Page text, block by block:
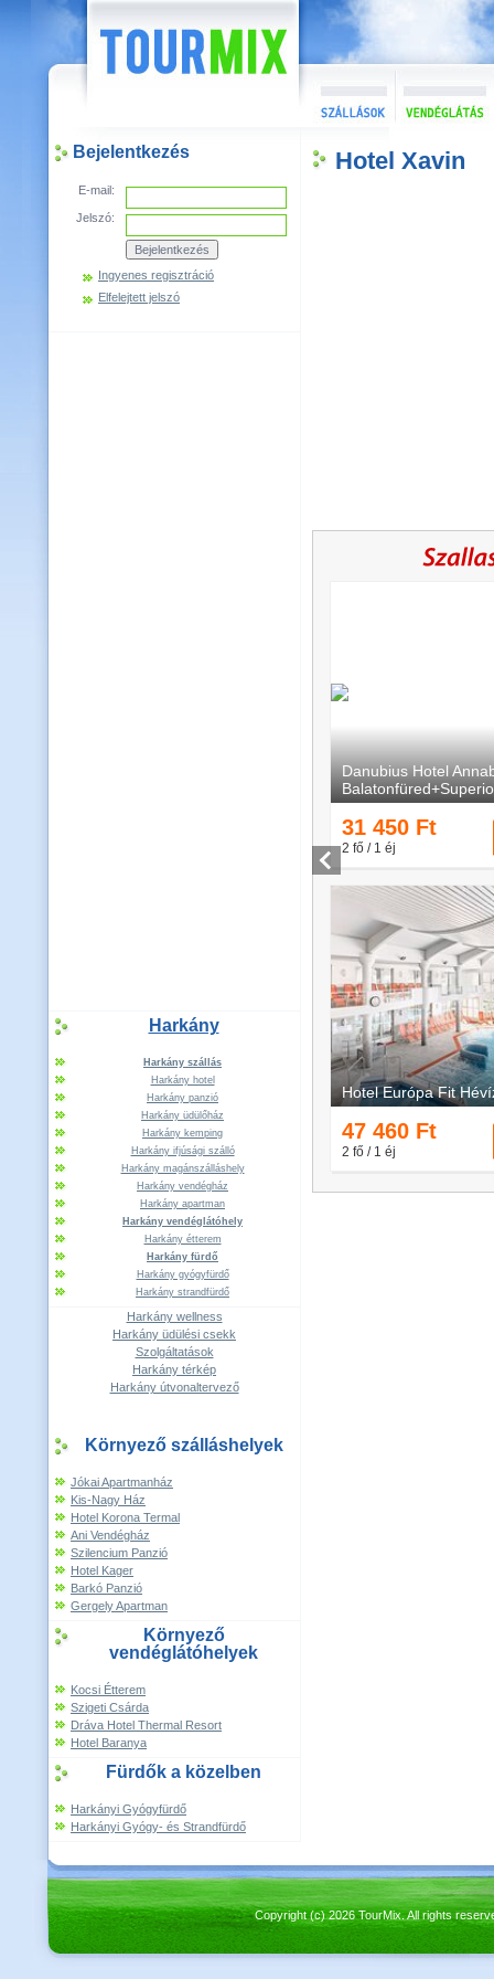
Bejelentkezés
E-mail:
Jelszó:
Ingyenes regisztráció
Elfelejtett jelszó
Harkány
Harkány szállás
Harkány hotel
Harkány panzió
Harkány üdülőház
Harkány kemping
Harkány ifjúsági szálló
Harkány magánszálláshely
Harkány vendégház
Harkány apartman
Harkány vendéglátóhely
Harkány étterem
Harkány fürdő
Harkány gyógyfürdő
Harkány strandfürdő
Harkány wellness
Harkány üdülési csekk
Szolgáltatások
Harkány térkép
Harkány útvonaltervező
Környező szálláshelyek
Jókai Apartmanház
Kis-Nagy Ház
Hotel Korona Termal
Ani Vendégház
Szilencium Panzió
Hotel Kager
Barkó Panzió
Gergely Apartman
Környező
vendéglátóhelyek
Kocsi Étterem
Szigeti Csárda
Dráva Hotel Thermal Resort
Hotel Baranya
Fürdők a közelben
Harkányi Gyógyfürdő
Harkányi Gyógy- és Strandfürdő
Hotel Xavin
Copyright (c) 2026 TourMix. All rights